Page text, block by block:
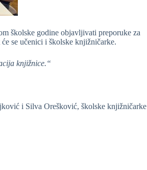
školske godine objavljivati preporuke za
se učenici i školske knjižničarke.
knjižnice.“
i Silva Orešković, školske knjižničarke